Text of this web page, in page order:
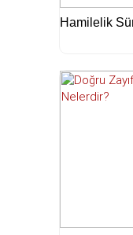
Hamilelik